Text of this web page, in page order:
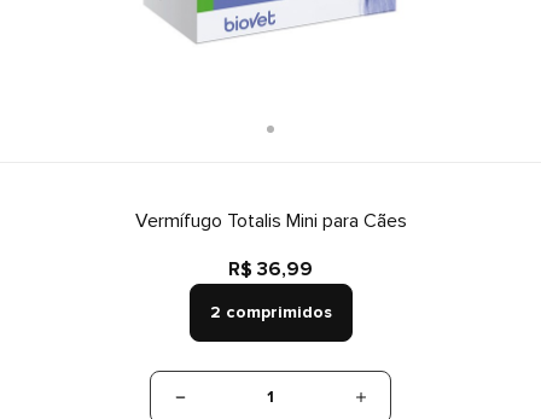
Vermífugo Totalis Mini para Cães
R$ 36,99
2 comprimidos
1